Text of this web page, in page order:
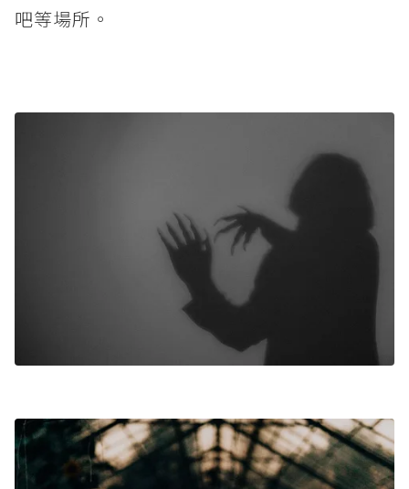
吧等場所。